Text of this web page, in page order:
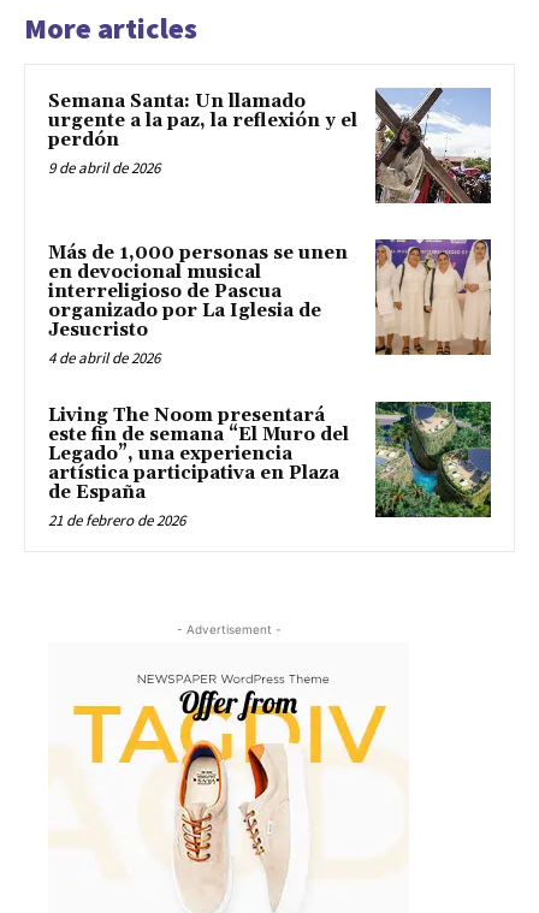
More articles
Semana Santa: Un llamado
urgente a la paz, la reflexión y el
perdón
9 de abril de 2026
Más de 1,000 personas se unen
en devocional musical
interreligioso de Pascua
organizado por La Iglesia de
Jesucristo
4 de abril de 2026
Living The Noom presentará
este fin de semana “El Muro del
Legado”, una experiencia
artística participativa en Plaza
de España
21 de febrero de 2026
- Advertisement -